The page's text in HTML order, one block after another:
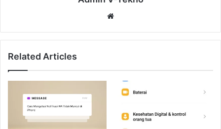
Related Articles